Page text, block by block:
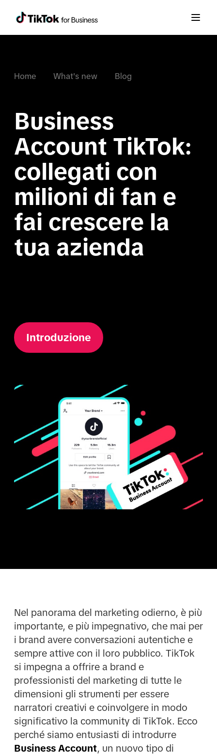
Home What's new Blog
Business
Account TikTok:
collegati con
milioni di fan e
fai crescere la
tua azienda
Introduzione
Nel panorama del marketing odierno, è più
importante, e più impegnativo, che mai per
i brand avere conversazioni autentiche e
sempre attive con il loro pubblico. TikTok
si impegna a offrire a brand e
professionisti del marketing di tutte le
dimensioni gli strumenti per essere
narratori creativi e coinvolgere in modo
significativo la community di TikTok. Ecco
perché siamo entusiasti di introdurre
Business Account, un nuovo tipo di